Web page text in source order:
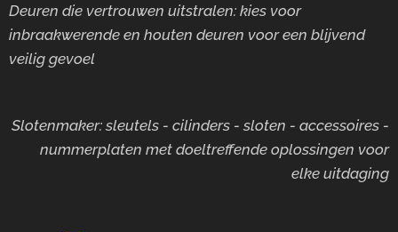
Deuren die vertrouwen uitstralen: kies voor
inbraakwerende en houten deuren vooreen blijvend
veilig gevoel
Slotenmaker: sleutels - cilinders - sloten - accessoires -
nummerplaten met doeltreffende oplossingen voor
elke uitdaging